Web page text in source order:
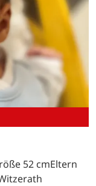
52 cmEltern